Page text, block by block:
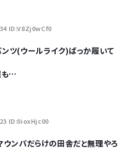
ID:V8Zj0wCf0
ツ(ウールライク)ばっか履いて
も…
ID:0ioxHjc00
ウンパだらけの田舎だと無理やろ